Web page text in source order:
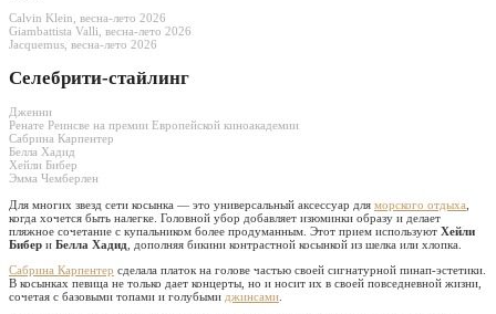
Calvin Klein, весна-лето 2026
Giambattista Valli, весна-лето 2026
Jacquemus, весна-лето 2026
Селебрити-стайлинг
Дженни
Ренате Реинсве на премии Европейской киноакадемии
Сабрина Карпентер
Белла Хадид
Хейли Бибер
Эмма Чемберлен
Для многих звезд сети косынка — это универсальный аксессуар для морского отдыха
когда хочется быть налегке. Головной убор добавляет изюминки образу и делает
пляжное сочетание с купальником более продуманным. Этот прием используют Хейли
Бибер и Белла Хадид , дополняя бикини контрастной косынкой из шелка или хлопка.
Сабрина Карпентер сделала платок на голове частью своей сигнатурной пинап-эстетики.
В косынках певица не только дает концерты, но и носит их в своей повседневной жизни,
сочетая с базовыми топами и голубыми джинсами